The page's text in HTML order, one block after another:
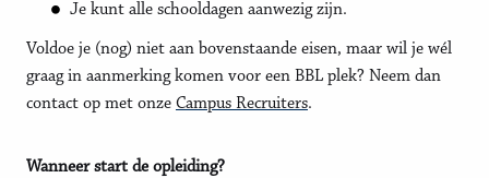
Je kunt alle schooldagen aanwezig zijn.
Voldoe je (nog) niet aan bovenstaande eisen, maar wil je wél
graag in aanmerking komen voor een BBL plek? Neem dan
contact op met onze Campus Recruiters.
Wanneer start de opleiding?